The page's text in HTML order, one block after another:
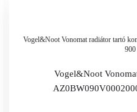
Vogel&Noot Vonomat radiátor tartó
Vogel&Noot